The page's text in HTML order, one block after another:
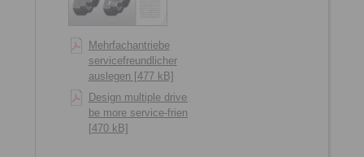
Mehrfachantriebe
servicefreundlicher
auslegen [477 kB]
Design multiple drives to
be more service-friendly
[470 kB]